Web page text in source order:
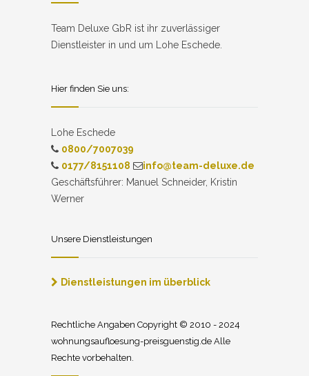
Team Deluxe GbR ist ihr zuverlässiger
Dienstleister in und um Lohe Eschede.
Hier finden Sie uns:
Lohe Eschede
0800/7007039
0177/8151108
info@team-deluxe.de
Geschäftsführer: Manuel Schneider, Kristin
Werner
Unsere Dienstleistungen
Dienstleistungen im überblick
Rechtliche Angaben Copyright © 2010 - 2024
wohnungsaufloesung-preisguenstig.de Alle
Rechte vorbehalten.